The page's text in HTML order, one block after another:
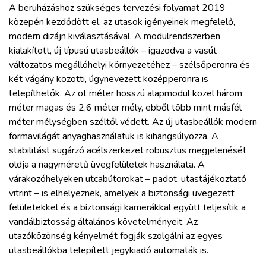
A beruházáshoz szükséges tervezési folyamat 2019
közepén kezdődött el, az utasok igényeinek megfelelő,
modern dizájn kiválasztásával. A modulrendszerben
kialakított, új típusú utasbeállók – igazodva a vasút
változatos megállóhelyi környezetéhez – szélsőperonra és
két vágány közötti, úgynevezett középperonra is
telepíthetők. Az öt méter hosszú alapmodul közel három
méter magas és 2,6 méter mély, ebből több mint másfél
méter mélységben széltől védett. Az új utasbeállók modern
formavilágát anyaghasználatuk is kihangsúlyozza. A
stabilitást sugárzó acélszerkezet robusztus megjelenését
oldja a nagyméretű üvegfelületek használata. A
várakozóhelyeken utcabútorokat – padot, utastájékoztató
vitrint – is elhelyeznek, amelyek a biztonsági üvegezett
felületekkel és a biztonsági kamerákkal együtt teljesítik a
vandálbiztosság általános követelményeit. Az
utazóközönség kényelmét fogják szolgálni az egyes
utasbeállókba telepített jegykiadó automaták is.